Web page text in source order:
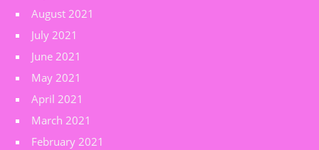
August 2021
July 2021
June 2021
May 2021
April 2021
March 2021
February 2021